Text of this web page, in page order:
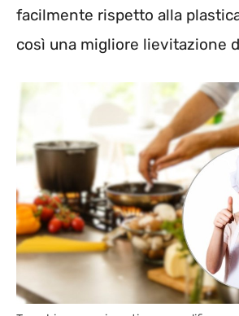
facilmente rispetto alla
così una migliore lievitazione